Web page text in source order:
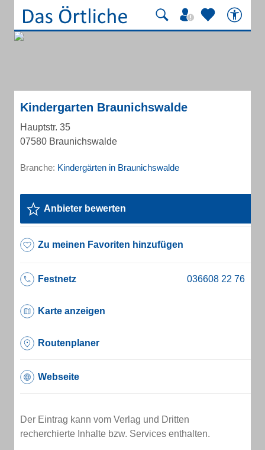
Kindergarten Braunichswalde
Hauptstr. 35
07580 Braunichswalde
Branche: Kindergärten in Braunichswalde
Anbieter bewerten
Zu meinen Favoriten hinzufügen
Festnetz
Karte anzeigen
Routenplaner
Webseite
Der Eintrag kann vom Verlag und Dritten
recherchierte Inhalte bzw. Services enthalten.